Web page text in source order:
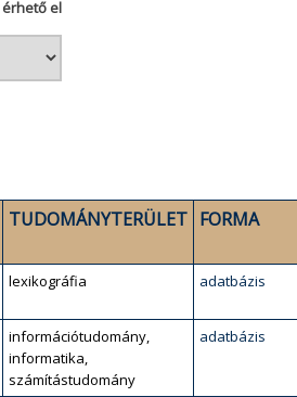
el
TUDOMÁNYTERÜLET FORMA
lexikográfia adatbázis
információtudomány,
informatika,
számítástudomány
adatbázis